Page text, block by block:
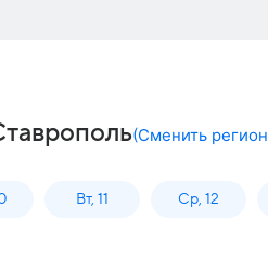
(Сменить регион
Вт, 11 Ср, 12